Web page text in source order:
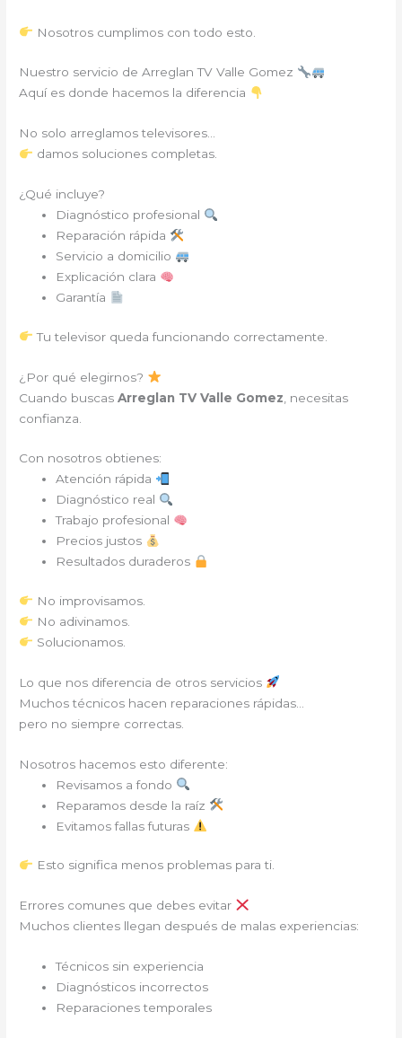
Nosotros cumplimos con todo esto.
Nuestro servicio de Arreglan TV Valle Gomez
Aquí es donde hacemos la diferencia
No solo arreglamos televisores…
damos soluciones completas.
¿Qué incluye?
Diagnóstico profesional
Reparación rápida
Servicio a domicilio
Explicación clara
Garantía
Tu televisor queda funcionando correctamente.
¿Por qué elegirnos?
Cuando buscasArreglan TV Valle Gomez , necesitas
confianza.
Con nosotros obtienes:
Atención rápida
Diagnóstico real
Trabajo profesional
Precios justos
Resultados duraderos
No improvisamos.
No adivinamos.
Solucionamos.
Lo que nos diferencia de otros servicios
Muchos técnicos hacen reparaciones rápidas…
pero no siempre correctas.
Nosotros hacemos esto diferente:
Revisamos a fondo
Reparamos desde la raíz
Evitamos fallas futuras
Esto significa menos problemas para ti.
Errores comunes que debes evitar
Muchos clientes llegan después de malas experiencias:
Técnicos sin experiencia
Diagnósticos incorrectos
Reparaciones temporales